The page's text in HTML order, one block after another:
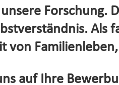
Forschung.
Als
von
auf Ihre